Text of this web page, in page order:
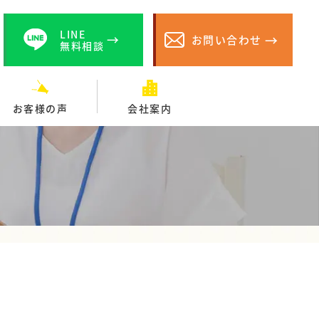
LINE
無料相談
お問い合わせ
お客様の声 会社案内